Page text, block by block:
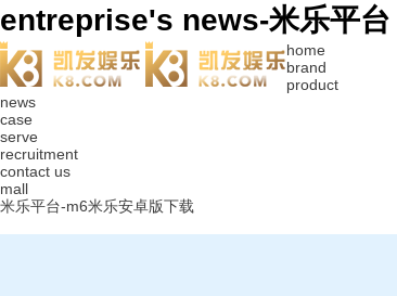
entreprise's news-米乐平台
home
brand
product
news
case
serve
recruitment
contact us
mall
米乐平台-m6米乐安卓版下载